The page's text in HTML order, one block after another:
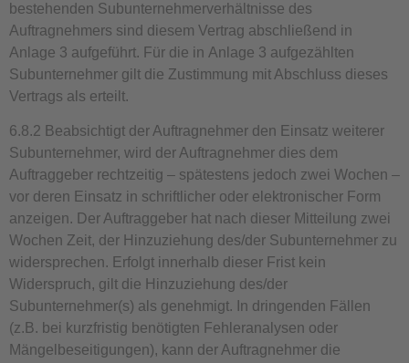
bestehenden Subunternehmerverhältnisse des
Auftragnehmers sind diesem Vertrag abschließend in
Anlage 3 aufgeführt. Für die in Anlage 3 aufgezählten
Subunternehmer gilt die Zustimmung mit Abschluss dieses
Vertrags als erteilt.
6.8.2 Beabsichtigt der Auftragnehmer den Einsatz weiterer
Subunternehmer, wird der Auftragnehmer dies dem
Auftraggeber rechtzeitig – spätestens jedoch zwei Wochen –
vor deren Einsatz in schriftlicher oder elektronischer Form
anzeigen. Der Auftraggeber hat nach dieser Mitteilung zwei
Wochen Zeit, der Hinzuziehung des/der Subunternehmer zu
widersprechen. Erfolgt innerhalb dieser Frist kein
Widerspruch, gilt die Hinzuziehung des/der
Subunternehmer(s) als genehmigt. In dringenden Fällen
(z.B. bei kurzfristig benötigten Fehleranalysen oder
Mängelbeseitigungen), kann der Auftragnehmer die